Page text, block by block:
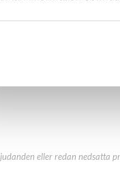
– få 10%
på ordinarie priser som ny
– inga koder behövs.
eller redan nedsatta